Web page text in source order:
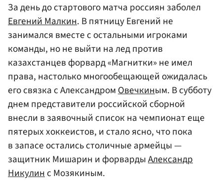
За день до стартового матча россиян заболел
Евгений Малкин. В пятницу Евгений не
занимался вместе с остальными игроками
команды, но не выйти на лед против
казахстанцев форвард «Магнитки» не имел
права, настолько многообещающей ожидалась
его связка с АлександромОвечкиным. В субботу
днем представители российской сборной
внесли в заявочный список на чемпионат еще
пятерых хоккеистов, и стало ясно, что пока
в запасе остались столичные армейцы —
защитник Мишарин и форвардыАлександр
Никулинс Мозякиным.